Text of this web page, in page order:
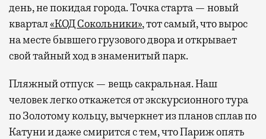
день, не покидая города. Точка старта — новый
квартал«КОД Сокольники», тот самый, что вырос
на месте бывшего грузового двора и открывает
свой тайный ход в знаменитый парк.
Пляжный отпуск — вещь сакральная. Наш
человек легко откажется от экскурсионного тура
по Золотому кольцу, вычеркнет из планов сплав по
Катуни и даже смирится с тем, что Париж опять